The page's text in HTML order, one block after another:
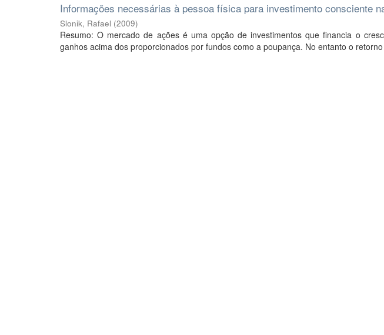
Informações necessárias à pessoa física para investimento consciente
Slonik, Rafael (2009)
Resumo: O mercado de ações é uma opção de investimentos que financia o
ganhos acima dos proporcionados por fundos como a poupança. No entanto o